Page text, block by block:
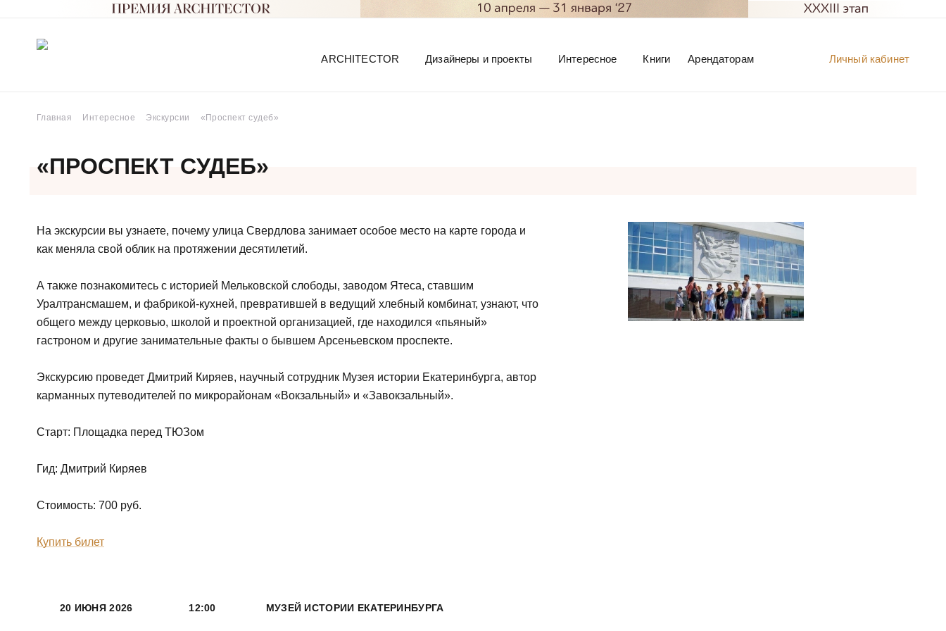
Личный кабинет
ARCHITECTOR Дизайнеры и проекты Интересное Книги Арендаторам
Главная Интересное Экскурсии «Проспект судеб»
«ПРОСПЕКТ СУДЕБ»
На экскурсии вы узнаете, почему улица Свердлова занимает особое место на карте города и
как меняла свой облик на протяжении десятилетий.
А также познакомитесь с историей Мельковской слободы, заводом Ятеса, ставшим
Уралтрансмашем, и фабрикой-кухней, превратившей в ведущий хлебный комбинат, узнают, что
общего между церковью, школой и проектной организацией, где находился «пьяный»
гастроном и другие занимательные факты о бывшем Арсеньевском проспекте.
Экскурсию проведет Дмитрий Киряев, научный сотрудник Музея истории Екатеринбурга, автор
карманных путеводителей по микрорайонам «Вокзальный» и «Завокзальный».
Старт: Площадка перед ТЮЗом
Гид: Дмитрий Киряев
Стоимость: 700 руб.
Купить билет
20 ИЮНЯ 2026 12:00 МУЗЕЙ ИСТОРИИ ЕКАТЕРИНБУРГА